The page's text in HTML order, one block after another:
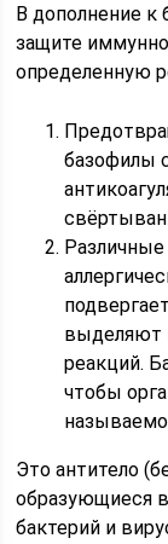
В дополнение к
защите
определенную
базофилы
Различные
выделяют
реакций.
чтобы
Это антитело
образующиеся
бактерий и